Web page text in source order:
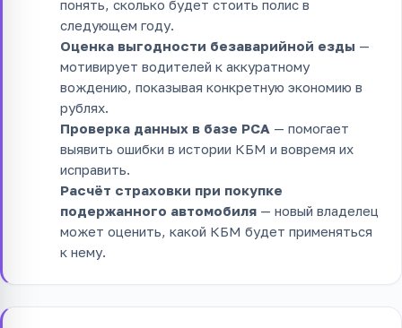
понять, сколько будет стоить полис в
следующем году.
Оценка выгодности безаварийной езды —
мотивирует водителей к аккуратному
вождению, показывая конкретную экономию в
рублях.
Проверка данных в базе РСА — помогает
выявить ошибки в истории КБМ и вовремя их
исправить.
Расчёт страховки при покупке
подержанного автомобиля — новый владелец
может оценить, какой КБМ будет применяться
к нему.